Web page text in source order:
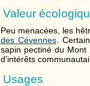
Valeur
Peu menacées, les
des Cévennes.
sapin pectiné du
d'intérêts
Usages